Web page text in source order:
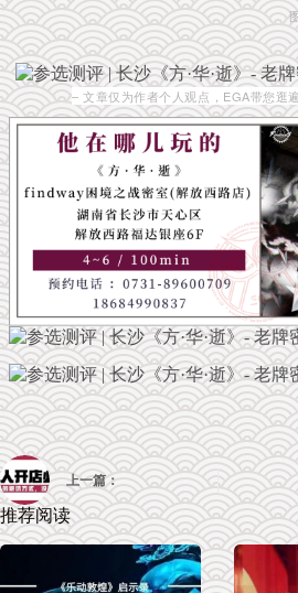
– 文章仅为作者个人观点，EGA带您逛
上一篇：
推荐阅读